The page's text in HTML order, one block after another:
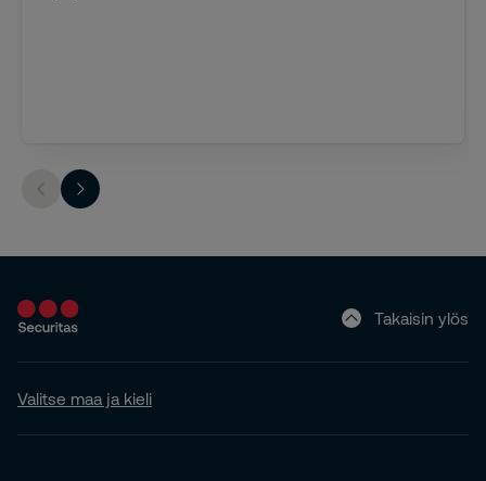
Takaisin ylös
Valitse maa ja kieli